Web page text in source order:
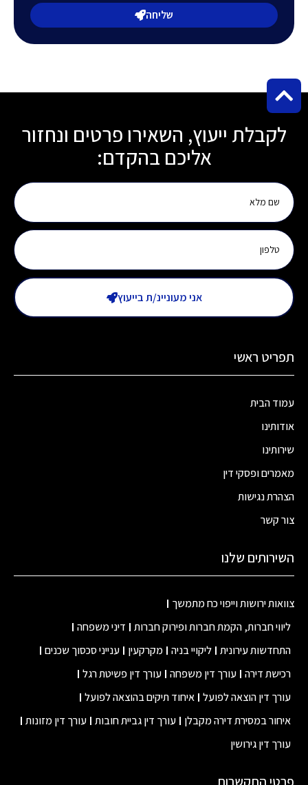
שליחה
לקבלת ייעוץ, השאירו פרטים ונחזור
אליכם בהקדם:
אני מעוניינ/ת בייעוץ
תפריט ראשי
עמוד הבית
אודותינו
שירותינו
מאמרים ופסקי דין
הצהרת נגישות
צור קשר
השירותים שלנו
צוואות ירושות וייפוי כח מתמשך
ליווי חברות, הקמת חברות ופירוק חברות
דיני משפחה
התחדשות עירונית ליקויי בניה מקרקעין
ענייני סכסוך שכנים
רכישת דירה עורך דין משפחה עורך דין פשיטת רגל
עורך דין הוצאה לפועל איחוד תיקים בהוצאה לפועל
איחור במסירת דירה מקבלן
עורך דין גביית חובות עורך דין מזונות
עורך דין גירושין